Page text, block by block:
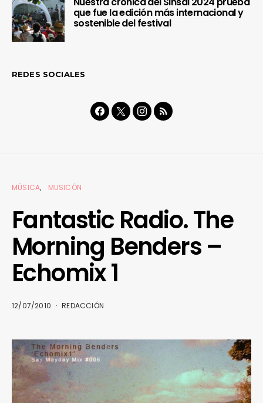
que fue la edición más internacional y
sostenible del festival
REDES SOCIALES
MÚSICA MUSICÓN
Fantastic Radio. The
Morning Benders –
Echomix 1
12/07/2010 REDACCIÓN